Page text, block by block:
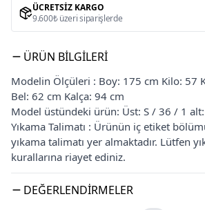
ÜCRETSIZ KARGO
9.600₺ üzeri siparişlerde
ÜRÜN BILGILERI
Modelin Ölçüleri : Boy: 175 cm Kilo: 57
Bel: 62 cm Kalça: 94 cm
Model üstündeki ürün: Üst: S / 36 / 1
Yıkama Talimatı : Ürünün iç etiket
yıkama talimatı yer almaktadır. Lütfen
kurallarına riayet ediniz.
DEĞERLENDIRMELER